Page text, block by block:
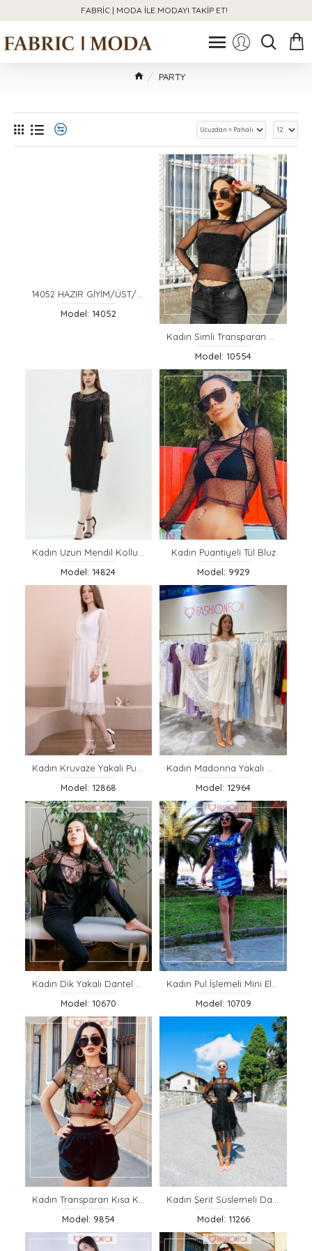
FABRIC | MODA ILE MODAYI TAKIP ET!
PARTY
14052 HAZIR GİYİM/ÜST/SİYAH/S
Model: 14052
Kadın Simli Transparan Bluz
Model: 10554
Kadın Uzun Mendil Kollu Dantel Elbise
Model: 14824
Kadın Puantiyeli Tül Bluz
Model: 9929
Kadın Kruvaze Yakalı Puantiyeli Elbise
Model: 12868
Kadın Madonna Yakalı Dantel Elbise
Model: 12964
Kadın Dik Yakalı Dantel Bluz
Model: 10670
Kadın Pul İşlemeli Mini Elbise
Model: 10709
Kadın Transparan Kısa Kollu Crop Üst
Model: 9854
Kadın Şerit Süslemeli Dantel Elbise
Model: 11266